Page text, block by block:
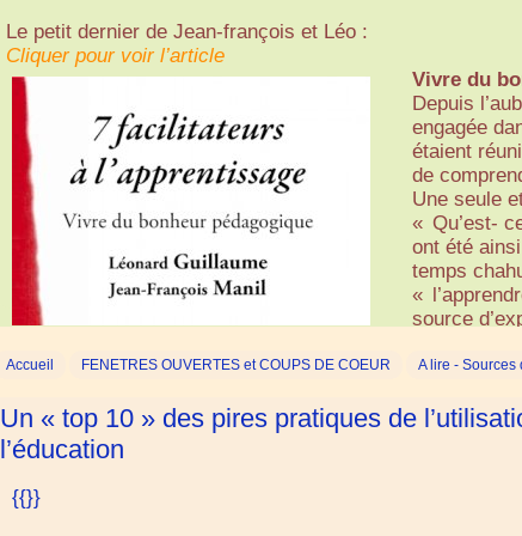
(Education
sensibilisée
d’un festival
Attert fait partie
parents
CERIS
familiale et
Cette
commenter
par un
Ses
• Faciliter
un guide
familiale.
•
• Présenter
• Aider à
vivent en
Le lecteur
Une philosophie éducative, avant tout !
Cliquer pour voir l’article
Mémoire de
« Le Chef-
l’évaluation
(2016)
Voir aussi
en
Cliquer pour voir l’article
«
défi :
estimation
chiffrées en
et évaluer
Une
Le petit dernier de Jean-françois et Léo :
Cliquer pour voir l’article
Vivre du
Depuis
engagée
étaient
de
Une seule
« Qu’est-
ont été
temps
«
source
12,50 €
Accueil FENETRES OUVERTES et COUPS DE COEUR A lire - Sources
Un « top 10 » des pires pratiques de
l’éducation
{{}}